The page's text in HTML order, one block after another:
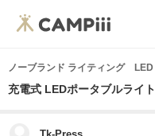
ノーブランド ライティング LED
充電式 LEDポータブルライト